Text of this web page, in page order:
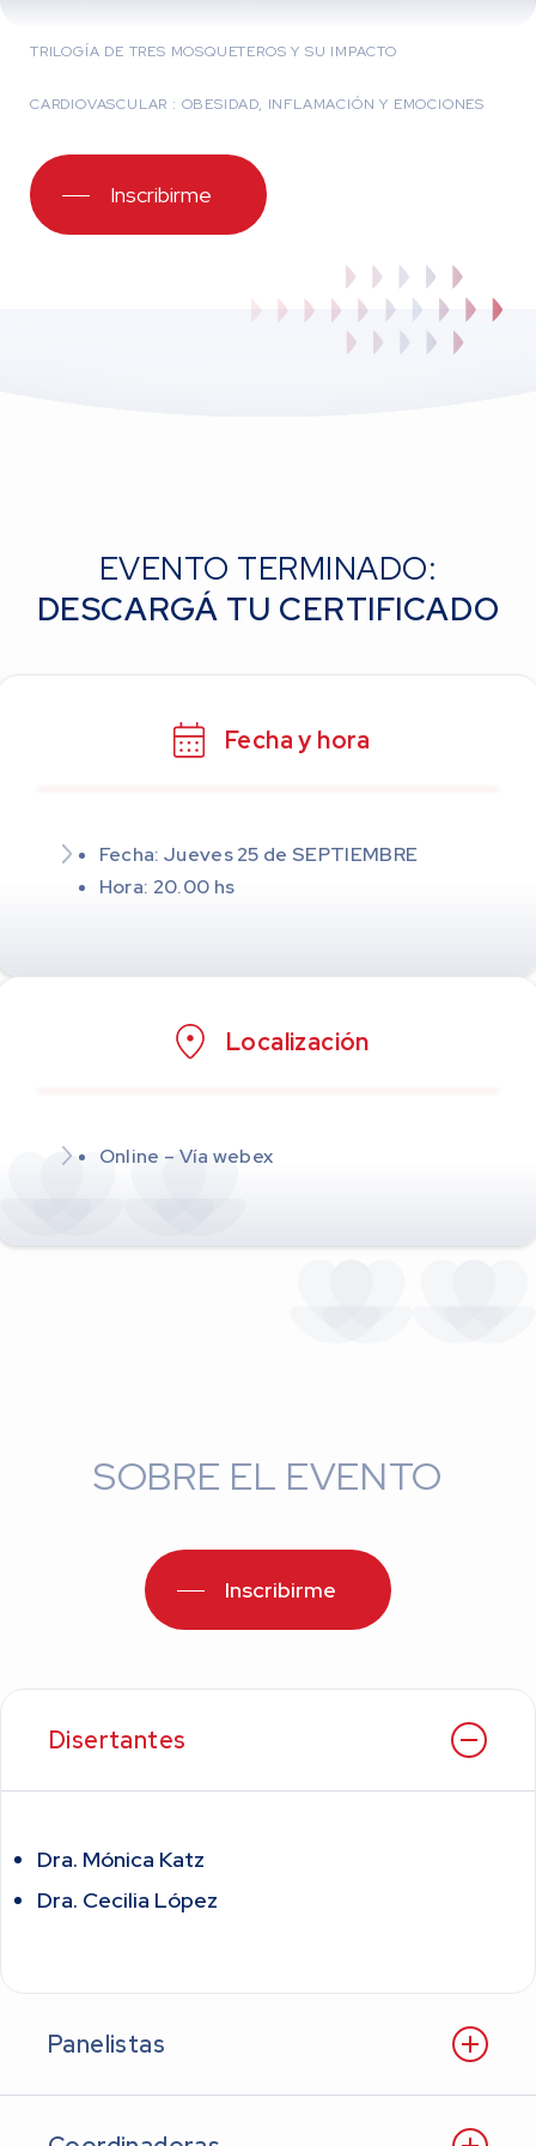
TRILOGÍA DE TRES MOSQUETEROS Y SU IMPACTO
CARDIOVASCULAR : OBESIDAD, INFLAMACIÓN Y EMOCIONES
Inscribirme
EVENTO TERMINADO:
DESCARGÁ TU CERTIFICADO
Fecha y hora
Fecha: Jueves 25 de SEPTIEMBRE
Hora: 20.00 hs
Localización
Online – Vía webex
SOBRE EL EVENTO
Inscribirme
Disertantes
Dra. Mónica Katz
Dra. Cecilia López
Panelistas